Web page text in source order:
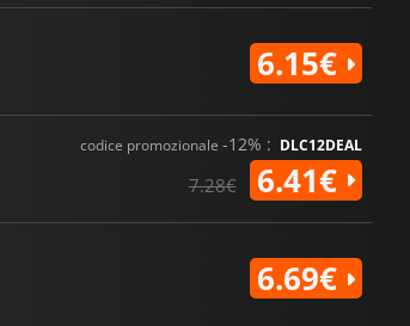
6.15€
codice promozionale -12% : DLC12DEAL
7.28€ 6.41€
6.69€